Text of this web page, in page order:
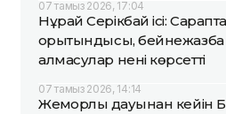
07 тамыз 2026, 17:04
Нұрай Серікбай ісі:
қорытындысы, бейнежазба
алмасулар нені көрсетті
07 тамыз 2026, 14:14
Жемқорлық дауынан кейін